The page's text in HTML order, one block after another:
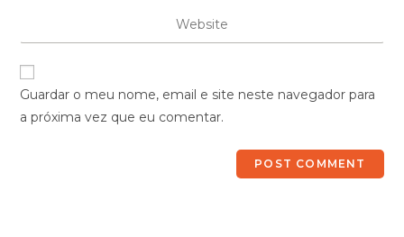
Guardar o meu nome, email e site neste navegador para
a próxima vez que eu comentar.